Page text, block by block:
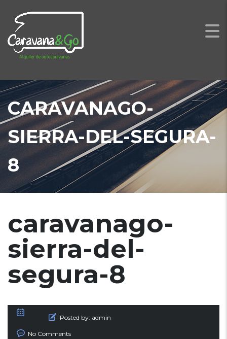
CARAVANAGO-
SIERRA-DEL-SEGURA-
8
caravanago-
sierra-del-
segura-8
Posted by: admin
No Comments